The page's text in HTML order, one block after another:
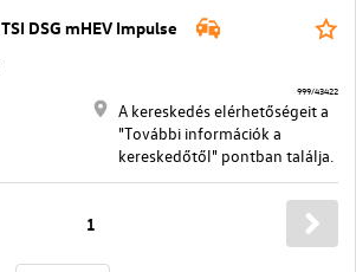
DSG mHEV Impulse
A kereskedés elérhetőségeit a
"További információk a
kereskedőtől" pontban találja.
999/43422
1